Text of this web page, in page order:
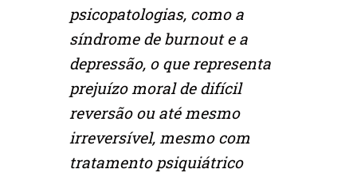
psicopatologias, como a
síndrome de burnout e a
depressão, o que representa
prejuízo moral de difícil
reversão ou até mesmo
irreversível, mesmo com
tratamento psiquiátrico